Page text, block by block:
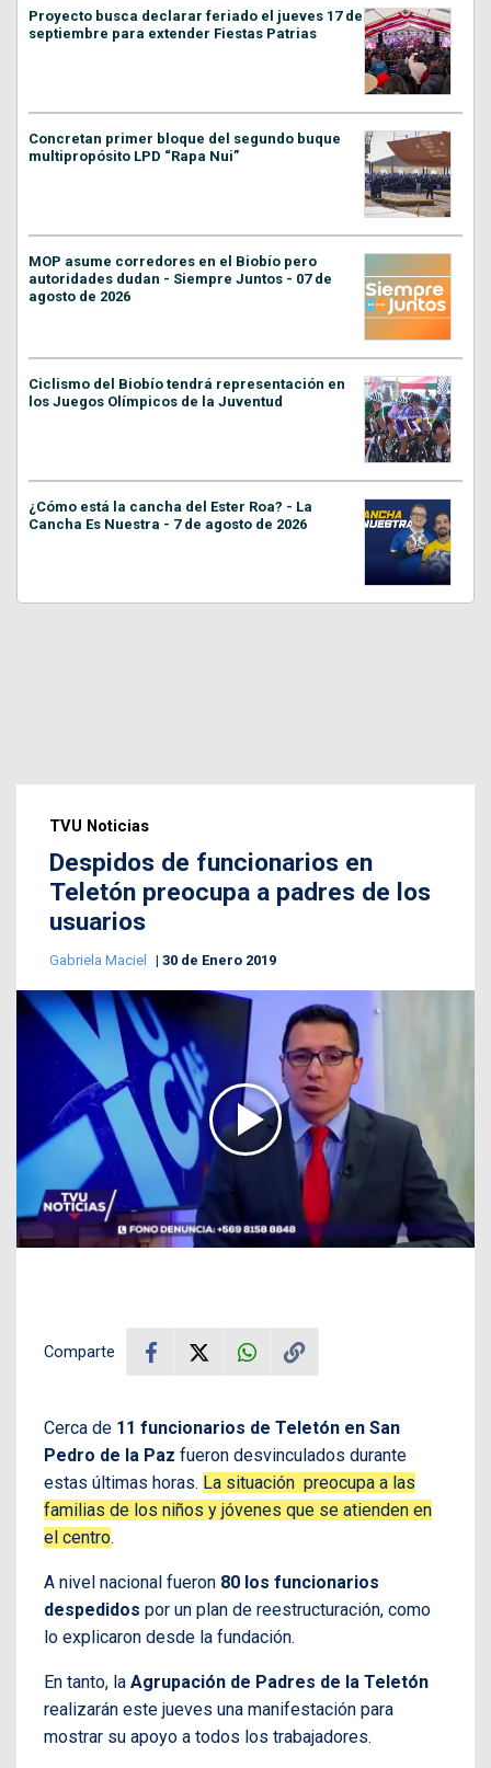
Proyecto busca declarar feriado el jueves 17 de
septiembre para extender Fiestas Patrias
Concretan primer bloque del segundo buque
multipropósito LPD “Rapa Nui”
MOP asume corredores en el Biobío pero
autoridades dudan - Siempre Juntos - 07 de
agosto de 2026
Ciclismo del Biobío tendrá representación en
los Juegos Olímpicos de la Juventud
¿Cómo está la cancha del Ester Roa? - La
Cancha Es Nuestra - 7 de agosto de 2026
TVU Noticias
Despidos de funcionarios en
Teletón preocupa a padres de los
usuarios
Gabriela Maciel 30 de Enero 2019
Comparte
Cerca de 11 funcionarios de Teletón en San
Pedro de la Paz fueron desvinculados durante
estas últimas horas. La situación preocupa a las
familias de los niños y jóvenes que se atienden en
el centro.
A nivel nacional fueron 80 los funcionarios
despedidos por un plan de reestructuración, como
lo explicaron desde la fundación.
En tanto, la Agrupación de Padres de la Teletón
realizarán este jueves una manifestación para
mostrar su apoyo a todos los trabajadores.